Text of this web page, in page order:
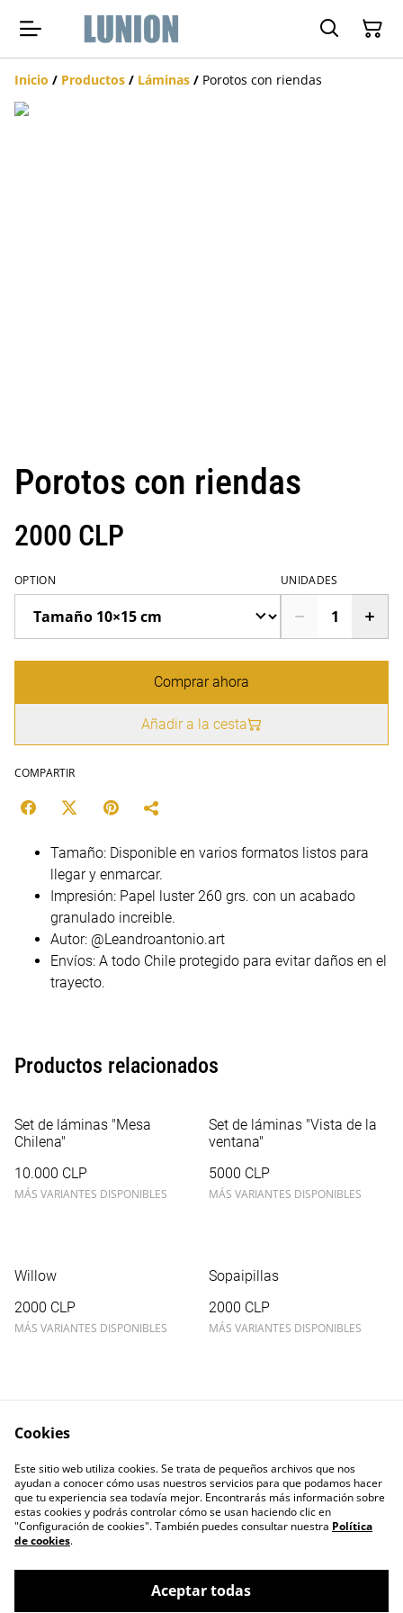
Inicio / Productos / Láminas / Porotos con riendas
Porotos con riendas
2000 CLP
OPTION UNIDADES
Comprar ahora
Añadir a la cesta
COMPARTIR
Tamaño: Disponible en varios formatos listos para
llegar y enmarcar.
Impresión: Papel luster 260 grs. con un acabado
granulado increible.
Autor: @Leandroantonio.art
Envíos: A todo Chile protegido para evitar daños en el
trayecto.
Productos relacionados
Set de láminas "Mesa
Chilena"
10.000 CLP
MÁS VARIANTES DISPONIBLES
Set de láminas "Vista de la
ventana"
5000 CLP
MÁS VARIANTES DISPONIBLES
Willow
2000 CLP
MÁS VARIANTES DISPONIBLES
Sopaipillas
2000 CLP
MÁS VARIANTES DISPONIBLES
Contacta con nosotros
Términos legales
Política de Privacidad
Política de cookies
Cookies
Este sitio web utiliza cookies. Se trata de pequeños archivos que nos
ayudan a conocer cómo usas nuestros servicios para que podamos hacer
que tu experiencia sea todavía mejor. Encontrarás más información sobre
estas cookies y podrás controlar cómo se usan haciendo clic en
"Configuración de cookies". También puedes consultar nuestra Política
de cookies.
Aceptar todas